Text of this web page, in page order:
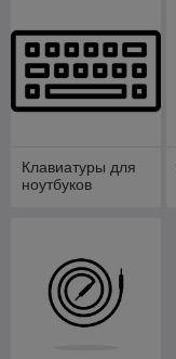
Клавиатуры для
ноутбуков